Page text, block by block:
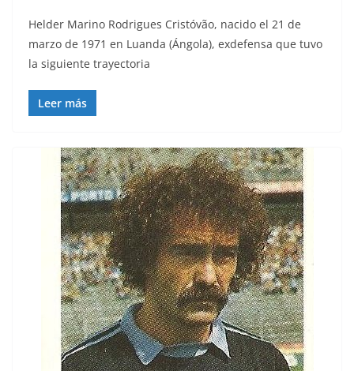
Helder Marino Rodrigues Cristóvão, nacido el 21 de
marzo de 1971 en Luanda (Ángola), exdefensa que tuvo
la siguiente trayectoria
Leer más